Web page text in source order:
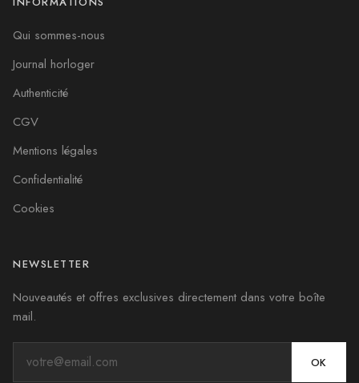
Qui sommes-nous
Journal horloger
Authenticité
CGV
Mentions légales
Confidentialité
Cookies
NEWSLETTER
Nouveautés et offres exclusives directement dans votre boîte
mail.
OK